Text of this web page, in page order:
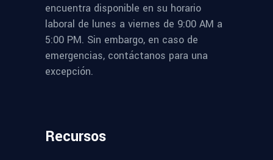
encuentra disponible en su horario
laboral de lunes a viernes de 9:00 AM a
5:00 PM. Sin embargo, en caso de
emergencias, contáctanos para una
excepción.
Recursos